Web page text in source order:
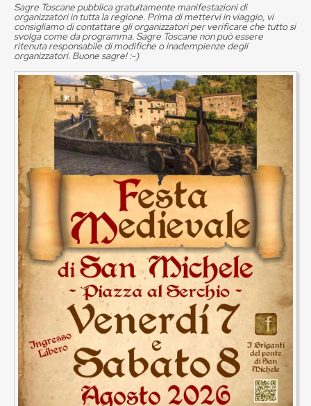
Sagre Toscane pubblica gratuitamente manifestazioni di
organizzatori in tutta la regione. Prima di mettervi in viaggio, vi
consigliamo di contattare gli organizzatori per verificare che tutto si
svolga come da programma. Sagre Toscane non può essere
ritenuta responsabile di modifiche o inadempienze degli
organizzatori. Buone sagre! :-)